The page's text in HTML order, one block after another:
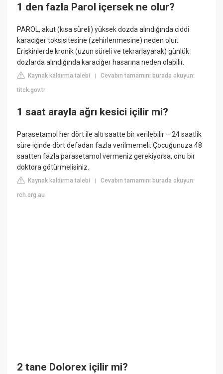
1 den fazla Parol içersek ne olur?
PAROL, akut (kısa süreli) yüksek dozda alındığında ciddi
karaciğer toksisitesine (zehirlenmesine) neden olur.
Erişkinlerde kronik (uzun süreli ve tekrarlayarak) günlük
dozlarda alındığında karaciğer hasarına neden olabilir.
Kaynak kaldırma talebi |Cevabın tamamını burada okuyun:
titck.gov.tr
1 saat arayla ağrı kesici içilir mi?
Parasetamol her dört ile altı saatte bir verilebilir – 24 saatlik
süre içinde dört defadan fazla verilmemeli. Çocuğunuza 48
saatten fazla parasetamol vermeniz gerekiyorsa, onu bir
doktora götürmelisiniz.
Kaynak kaldırma talebi |Cevabın tamamını burada okuyun:
rch.org.au
2 tane Dolorex içilir mi?